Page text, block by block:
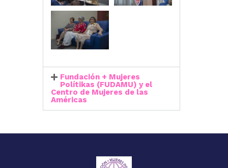
Fundación + Mujeres
Polítikas (FUDAMU) y el
Centro de Mujeres de las
Américas